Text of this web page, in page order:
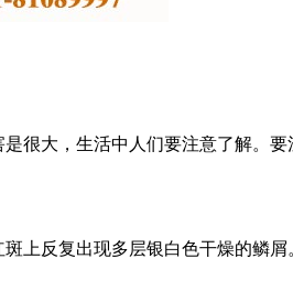
很大，生活中人们要注意了解。
上反复出现多层银白色干燥的鳞